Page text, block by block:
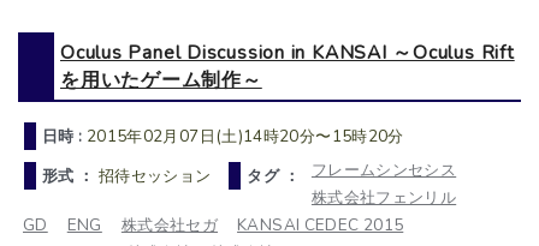
Oculus Panel Discussion in KANSAI ～Oculus Rift
を用いたゲーム制作～
日時 : 2015年02月07日(土)14時20分〜15時20分
形式 ： 招待セッション タグ ：
フレームシンセシス
株式会社フェンリル
GD
ENG 株式会社セガ
KANSAI CEDEC 2015